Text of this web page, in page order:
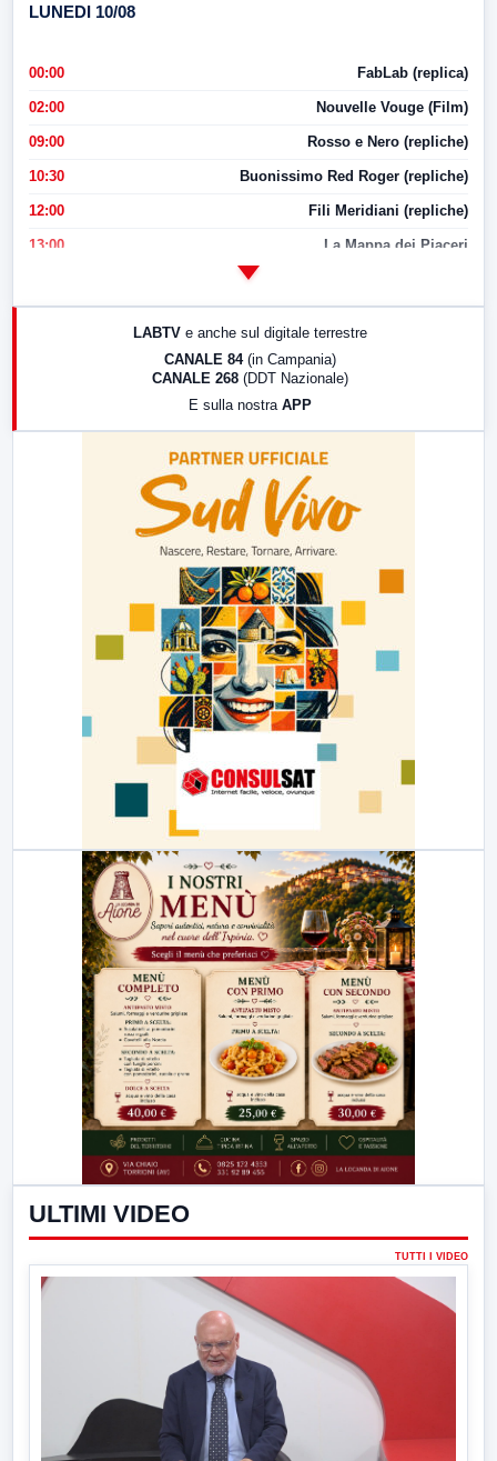
LUNEDI 10/08
00:00 FabLab (replica)
02:00 Nouvelle Vouge (Film)
09:00 Rosso e Nero (repliche)
10:30 Buonissimo Red Roger (repliche)
12:00 Fili Meridiani (repliche)
13:00 La Mappa dei Piaceri
17:00 LabNews (replica)
LABTV e anche sul digitale terrestre
CANALE 84 (in Campania)
CANALE 268 (DDT Nazionale)
E sulla nostra APP
ULTIMI VIDEO
TUTTI I VIDEO